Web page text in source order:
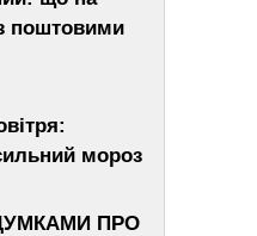
поштовими
мороз
ПРО